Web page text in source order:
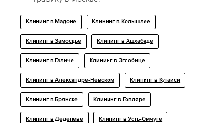
Клининг в Мадоне Клининг в Колышлее
Клининг в Замосцье Клининг в Ашхабаде
Клининг в Галиче Клининг в Зглобице
Клининг в Александре-Невском Клининг в Кутаиси
Клининг в Брянске Клининг в Говляре
Клининг в Деденеве Клининг в Усть-Омчуге